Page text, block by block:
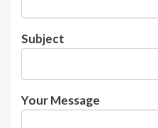
Subject
Your Message